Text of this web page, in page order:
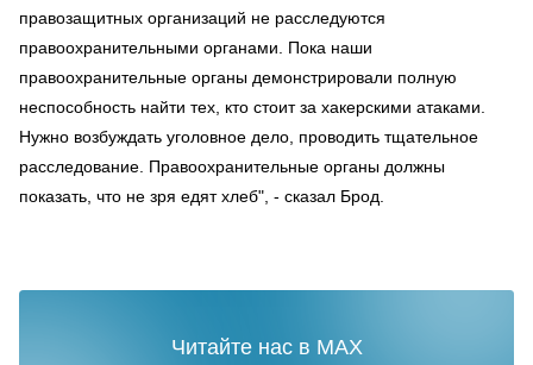
правозащитных организаций не расследуются
правоохранительными органами. Пока наши
правоохранительные органы демонстрировали полную
неспособность найти тех, кто стоит за хакерскими атаками.
Нужно возбуждать уголовное дело, проводить тщательное
расследование. Правоохранительные органы должны
показать, что не зря едят хлеб", - сказал Брод.
Читайте нас в MAX